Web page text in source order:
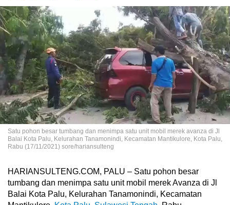
Satu pohon besar tumbang dan menimpa satu unit mobil merek avanza di Jl
Balai Kota Palu, Kelurahan Tanamonindi, Kecamatan Mantikulore, Kota Palu,
Rabu (17/11/2021) sore/hariansulteng
HARIANSULTENG.COM, PALU – Satu pohon besar
tumbang dan menimpa satu unit mobil merek Avanza di Jl
Balai Kota Palu, Kelurahan Tanamonindi, Kecamatan